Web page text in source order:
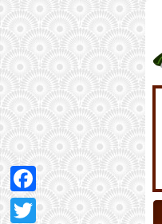
Facebook